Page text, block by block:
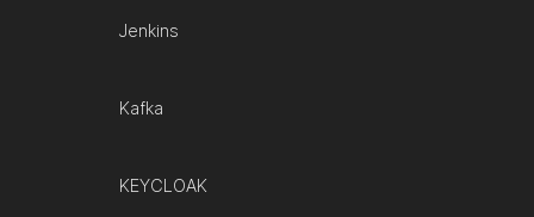
Jenkins
Kafka
KEYCLOAK